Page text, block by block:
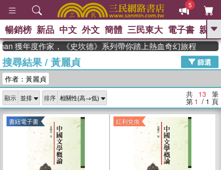
5
GO
The Odyssey 、
父親節 、 如果歷史是一群喵 、 暑期
念華 、 台灣的李登輝時代 、 數學女
孩：黎曼猜想
偉大的迷走神經
暢銷榜 新品 中文 外文 簡體 三民東大 電子書 親子
年度作家，《史坎德》系列帶你踏上熱血奇幻旅程
搜尋結果/ 黃麗貞
篩選
作者：黃麗貞
顯示 排序 共 13 筆
第 1 / 1 頁
書紐電子書 紅利兌換